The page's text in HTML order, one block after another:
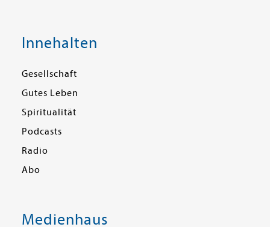
Innehalten
Gesellschaft
Gutes Leben
Spiritualität
Podcasts
Radio
Abo
Medienhaus